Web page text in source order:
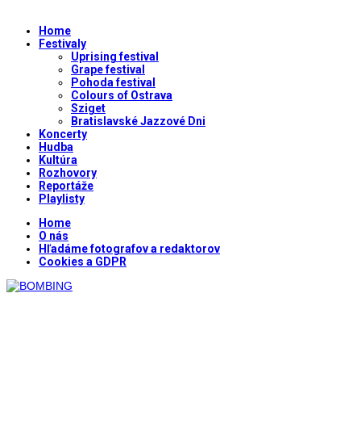
Home
Festivaly
Uprising festival
Grape festival
Pohoda festival
Colours of Ostrava
Sziget
Bratislavské Jazzové Dni
Koncerty
Hudba
Kultúra
Rozhovory
Reportáže
Playlisty
Home
O nás
Hľadáme fotografov a redaktorov
Cookies a GDPR